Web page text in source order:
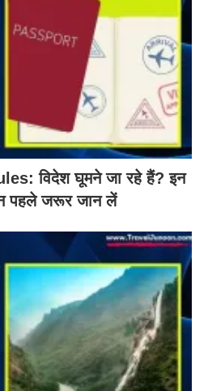
विदेश घूमने जा रहे हैं? इन
पहले जरूर जान लें